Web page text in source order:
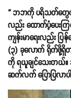
“ ဘဘကို ပရိသတ်တွေက
လည်း ထောက်ပံ့ပေး
ကျန်းမာရေးလည်း ပြ
(၃) ခုလောက် ရိုက်ဖို့ရှိ
ကို ရယူချင်သေးတယ်။
ဆက်လက် ပြောပြလာ